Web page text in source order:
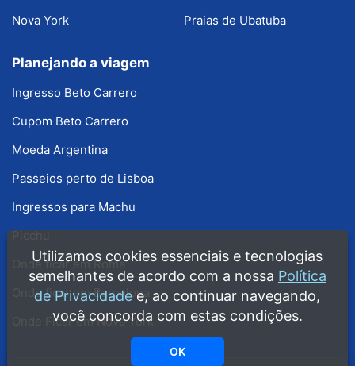
Nova York
Praias de Ubatuba
Planejando a viagem
Ingresso Beto Carrero
Cupom Beto Carrero
Moeda Argentina
Passeios perto de Lisboa
Ingressos para Machu
Picchu
Onde ficar em Roma
Onde ficar em Barcelona
Onde Ficar em Nova York
Utilizamos cookies essenciais e tecnologias
semelhantes de acordo com a nossa Política
de Privacidade e, ao continuar navegando,
você concorda com estas condições.
OK